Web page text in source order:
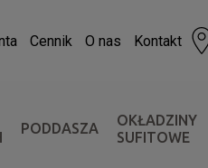
Cennik O nas Kontakt
PODDASZA
OKŁADZINY
SUFITOWE